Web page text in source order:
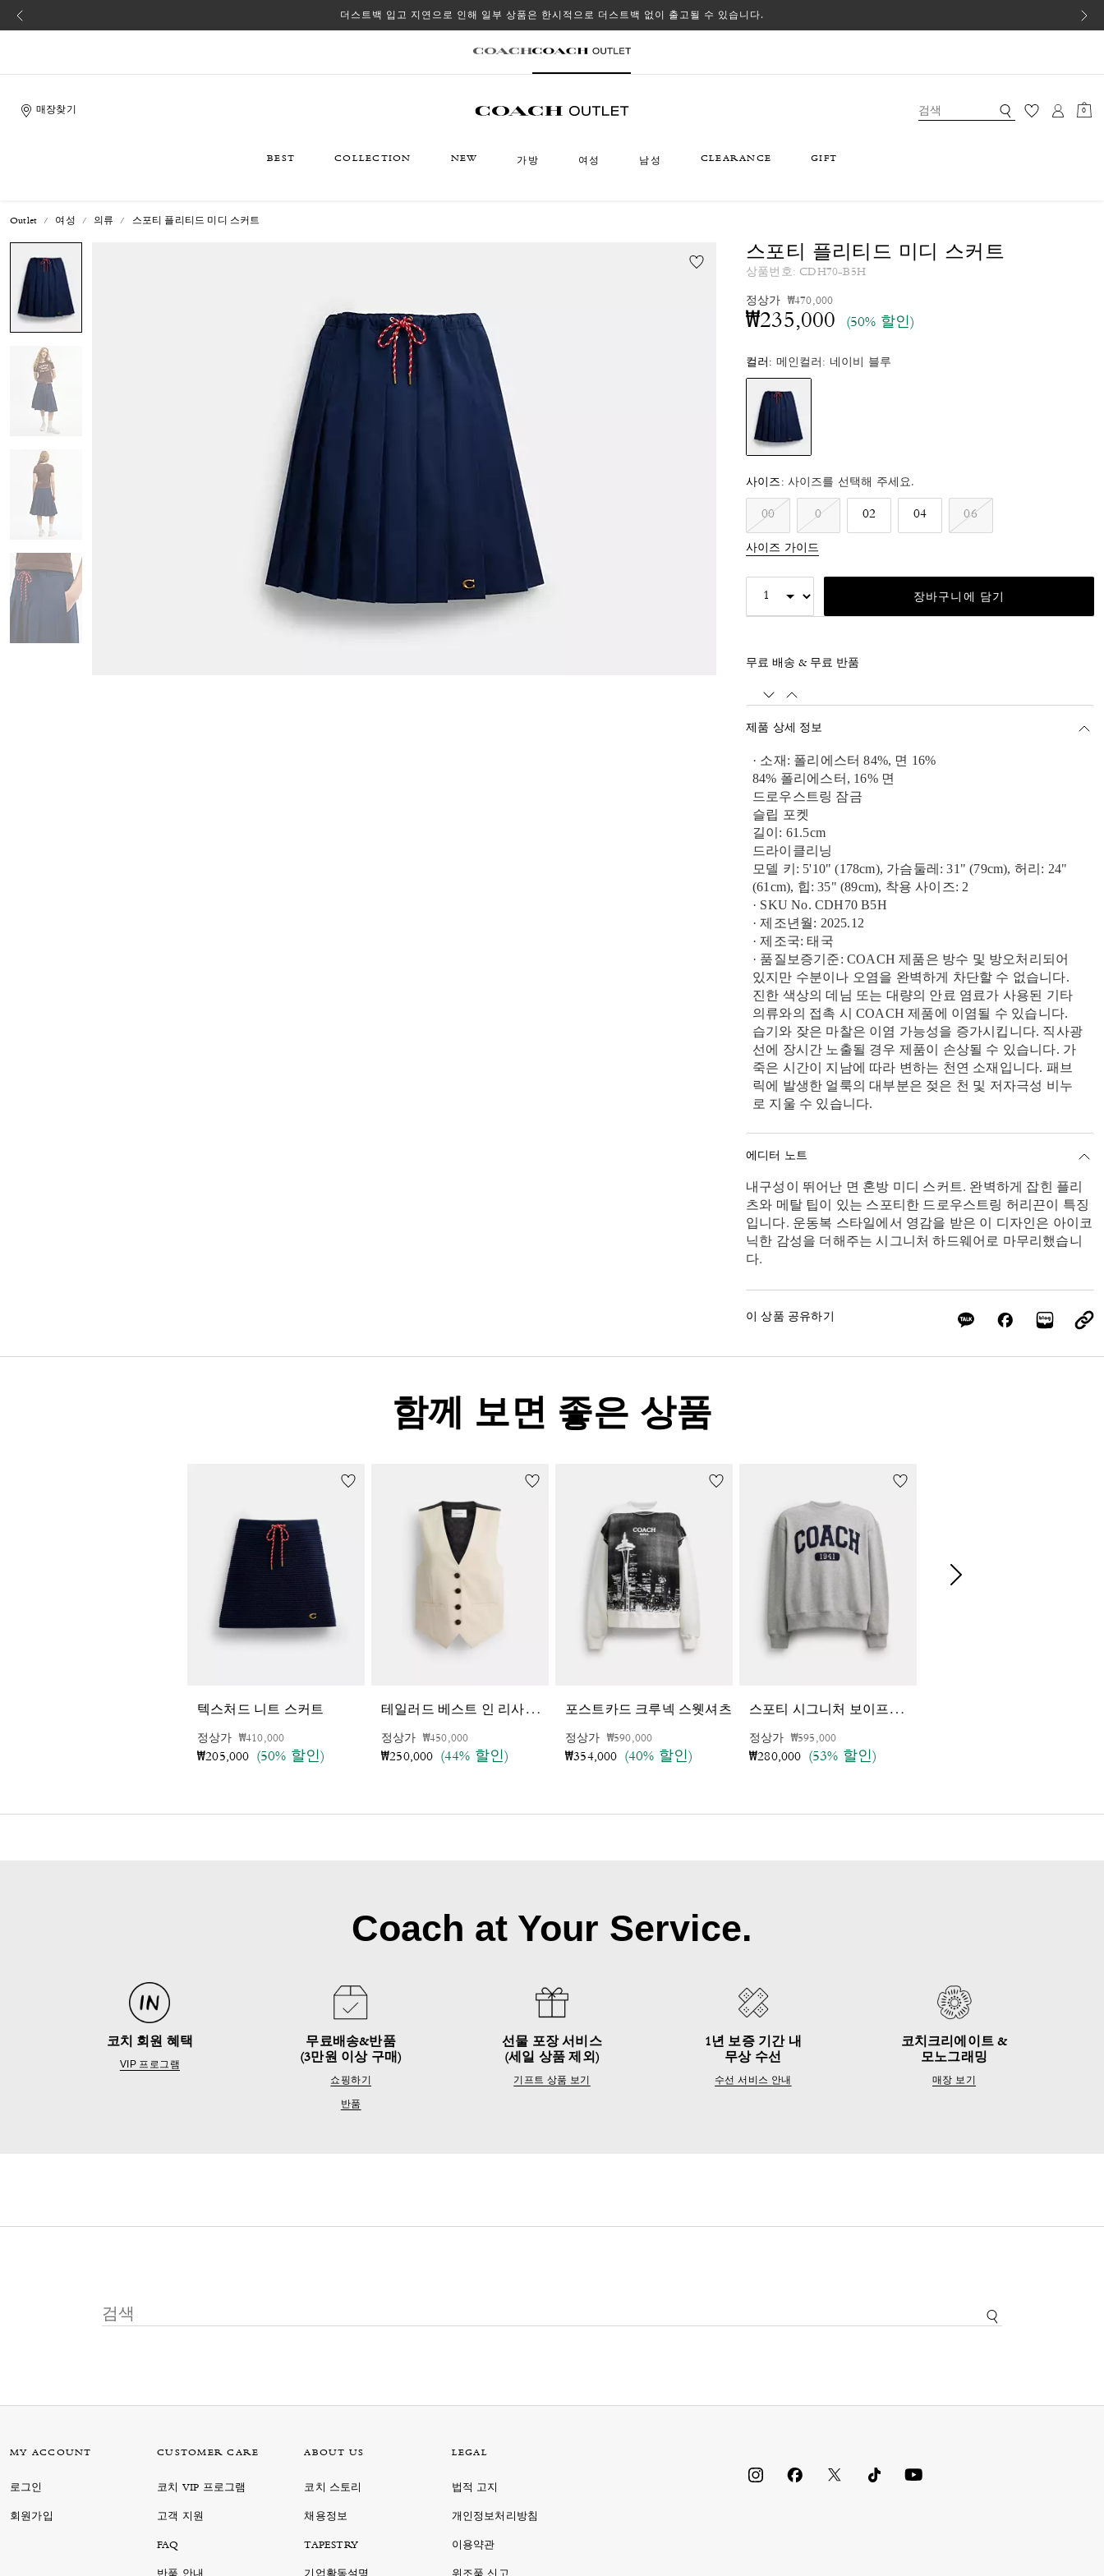
더스트백 입고 지연으로 인해 일부 상품은 한시적으로 더스트백 없이 출고될 수 있습니다.
매장찾기 0
BEST COLLECTION NEW 가방 여성 남성 CLEARANCE GIFT
Outlet 여성 의류 스포티 플리티드 미디 스커트
스포티 플리티드 미디 스커트
상품번호: CDH70-B5H
정상가 가격 인하 전
₩470,000인하됨
₩235,000 (50% 할인)
컬러: 메인컬러: 네이비 블루
사이즈: 사이즈를 선택해 주세요.
00 0 02 04 06
사이즈 가이드
장바구니에 담기
무료 배송 & 무료 반품
제품 상세 정보
· 소재: 폴리에스터 84%, 면 16%
84% 폴리에스터, 16% 면
드로우스트링 잠금
슬립 포켓
길이: 61.5cm
드라이클리닝
모델 키: 5'10" (178cm), 가슴둘레: 31" (79cm), 허리: 24"
(61cm), 힙: 35" (89cm), 착용 사이즈: 2
· SKU No. CDH70 B5H
· 제조년월: 2025.12
· 제조국: 태국
· 품질보증기준: COACH 제품은 방수 및 방오처리되어
있지만 수분이나 오염을 완벽하게 차단할 수 없습니다.
진한 색상의 데님 또는 대량의 안료 염료가 사용된 기타
의류와의 접촉 시 COACH 제품에 이염될 수 있습니다.
습기와 잦은 마찰은 이염 가능성을 증가시킵니다. 직사광
선에 장시간 노출될 경우 제품이 손상될 수 있습니다. 가
죽은 시간이 지남에 따라 변하는 천연 소재입니다. 패브
릭에 발생한 얼룩의 대부분은 젖은 천 및 저자극성 비누
로 지울 수 있습니다.
에디터 노트
내구성이 뛰어난 면 혼방 미디 스커트. 완벽하게 잡힌 플리
츠와 메탈 팁이 있는 스포티한 드로우스트링 허리끈이 특징
입니다. 운동복 스타일에서 영감을 받은 이 디자인은 아이코
닉한 감성을 더해주는 시그니처 하드웨어로 마무리했습니
다.
이 상품 공유하기
함께 보면 좋은 상품
텍스처드 니트 스커트
정상가 가격 인하 전
₩410,000인하됨
₩205,000 (50% 할인)
테
일러드 베스트 인 리사이클드 폴리에스터
정상가 가격 인하 전
₩450,000인하됨
₩250,000 (44% 할인)
포스트카드 크루넥 스웻셔츠
정상가 가격 인하 전
₩590,000인하됨
₩354,000 (40% 할인)
스
포티 시그니처 보이프렌드 크루넥 스웻셔츠
정상가 가격 인하 전
₩595,000인하됨
₩280,000 (53% 할인)
Coach at Your Service.
코치 회원 혜택
VIP 프로그램
무료배송&반품
(3만원 이상 구매)
쇼핑하기
반품
선물 포장 서비스
(세일 상품 제외)
기프트 상품 보기
1년 보증 기간 내
무상 수선
수선 서비스 안내
코치크리에이트 &
모노그래밍
매장 보기
MY ACCOUNT
로그인
회원가입
CUSTOMER CARE
코치 VIP 프로그램
고객 지원
FAQ
ABOUT US
코치 스토리
채용정보
TAPESTRY
LEGAL
법적 고지
개인정보처리방침
이용약관